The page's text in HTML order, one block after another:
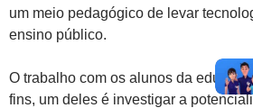
um meio pedagógico de levar
ensino público.
O trabalho com os alunos da
fins, um deles é investigar a